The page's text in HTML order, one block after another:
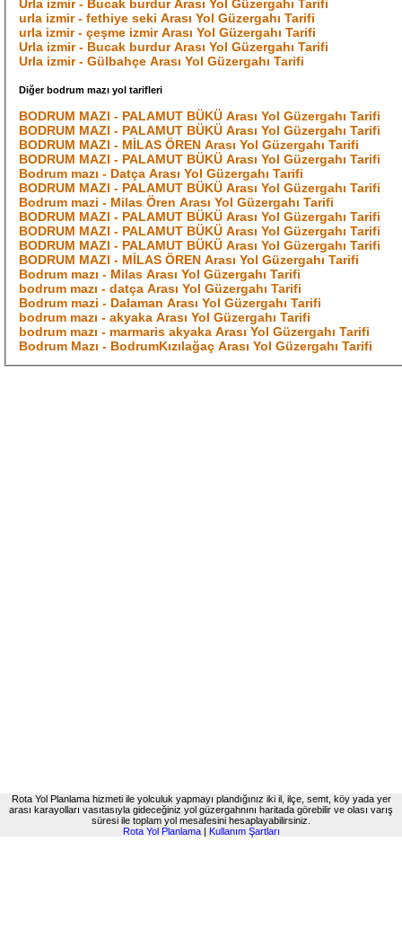
Urla izmir - Bucak burdur Arası Yol Güzergahı Tarifi
urla izmir - fethiye seki Arası Yol Güzergahı Tarifi
urla izmir - çeşme izmir Arası Yol Güzergahı Tarifi
Urla izmir - Bucak burdur Arası Yol Güzergahı Tarifi
Urla izmir - Gülbahçe Arası Yol Güzergahı Tarifi
Diğer bodrum mazı yol tarifleri
BODRUM MAZI - PALAMUT BÜKÜ Arası Yol Güzergahı Tarifi
BODRUM MAZI - PALAMUT BÜKÜ Arası Yol Güzergahı Tarifi
BODRUM MAZI - MİLAS ÖREN Arası Yol Güzergahı Tarifi
BODRUM MAZI - PALAMUT BÜKÜ Arası Yol Güzergahı Tarifi
Bodrum mazı - Datça Arası Yol Güzergahı Tarifi
BODRUM MAZI - PALAMUT BÜKÜ Arası Yol Güzergahı Tarifi
Bodrum mazi - Milas Ören Arası Yol Güzergahı Tarifi
BODRUM MAZI - PALAMUT BÜKÜ Arası Yol Güzergahı Tarifi
BODRUM MAZI - PALAMUT BÜKÜ Arası Yol Güzergahı Tarifi
BODRUM MAZI - PALAMUT BÜKÜ Arası Yol Güzergahı Tarifi
BODRUM MAZI - MİLAS ÖREN Arası Yol Güzergahı Tarifi
Bodrum mazı - Milas Arası Yol Güzergahı Tarifi
bodrum mazı - datça Arası Yol Güzergahı Tarifi
Bodrum mazi - Dalaman Arası Yol Güzergahı Tarifi
bodrum mazı - akyaka Arası Yol Güzergahı Tarifi
bodrum mazı - marmaris akyaka Arası Yol Güzergahı Tarifi
Bodrum Mazı - BodrumKızılağaç Arası Yol Güzergahı Tarifi
Rota Yol Planlama hizmeti ile yolculuk yapmayı plandığınız iki il, ilçe, semt, köy yada yer
arası karayolları vasıtasıyla gideceğiniz yol güzergahnını haritada görebilir ve olası varış
süresi ile toplam yol mesafesini hesaplayabilirsiniz.
Rota Yol Planlama| Kullanım Şartları